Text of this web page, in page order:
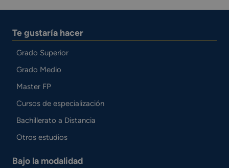
Te gustaría hacer
Grado Superior
Grado Medio
Master FP
Cursos de especialización
Bachillerato a Distancia
Otros estudios
Bajo la modalidad